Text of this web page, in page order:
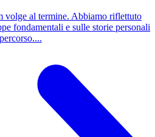
volge al termine. Abbiamo riflettuto
fondamentali e sulle storie personali